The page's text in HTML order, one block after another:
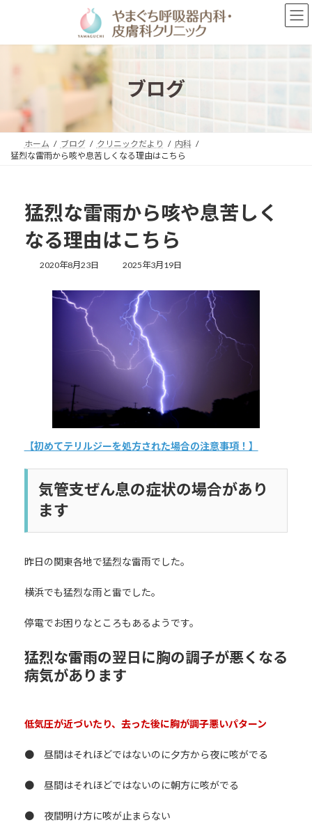
ン
プ
ー
動
ブログ
ホーム ブログ クリニックだより
内科
猛烈な雷雨から咳や息苦しくなる理由はこちら
猛烈な雷雨から咳や息苦しく
なる理由はこちら
2020年8月23日
最
更
新
日
時
2025年3月19日
【初めてテリルジーを処方された場合の注意事項！】
気管支ぜん息の症状の場合があり
ます
昨日の関東各地で猛烈な雷雨でした。
横浜でも猛烈な雨と雷でした。
停電でお困りなところもあるようです。
猛烈な雷雨の翌日に胸の調子が悪くなる
病気があります
低気圧が近づいたり、去った後に胸が調子悪いパターン
● 昼間はそれほどではないのに夕方から夜に咳がでる
● 昼間はそれほどではないのに朝方に咳がでる
● 夜間明け方に咳が止まらない